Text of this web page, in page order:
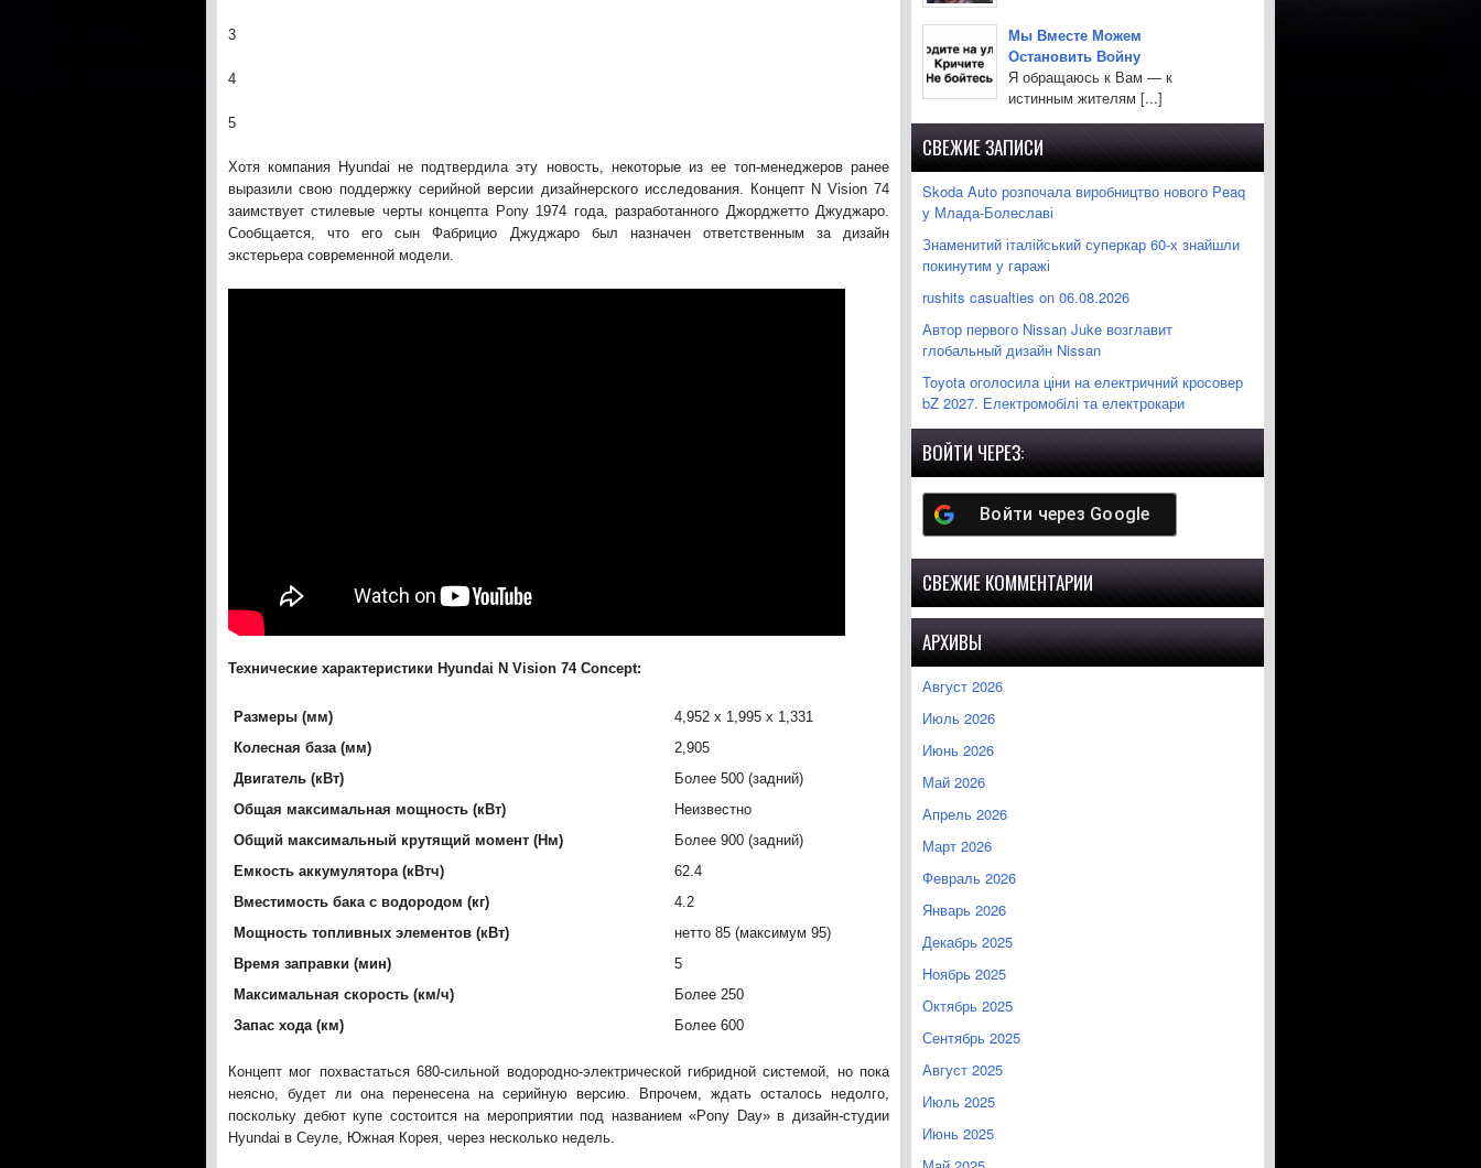
3
4
5
Хотя компания Hyundai не подтвердила эту новость, некоторые из ее топ-менеджеров ранее
выразили свою поддержку серийной версии дизайнерского исследования. Концепт N Vision 74
заимствует стилевые черты концепта Pony 1974 года, разработанного Джорджетто Джуджаро.
Сообщается, что его сын Фабрицио Джуджаро был назначен ответственным за дизайн
экстерьера современной модели.
Технические характеристики Hyundai N Vision 74 Concept:
Размеры (мм)
4,952 x 1,995 x 1,331
Колесная база (мм)
2,905
Двигатель (кВт)
Более 500 (задний)
Общая максимальная мощность (кВт)
Неизвестно
Общий максимальный крутящий момент (Нм)
Более 900 (задний)
Емкость аккумулятора (кВтч)
62.4
Вместимость бака с водородом (кг)
4.2
Мощность топливных элементов (кВт)
нетто 85 (максимум 95)
Время заправки (мин)
5
Максимальная скорость (км/ч)
Более 250
Запас хода (км)
Более 600
Концепт мог похвастаться 680-сильной водородно-электрической гибридной системой, но пока
неясно, будет ли она перенесена на серийную версию. Впрочем, ждать осталось недолго,
поскольку дебют купе состоится на мероприятии под названием «Pony Day» в дизайн-студии
Hyundai в Сеуле, Южная Корея, через несколько недель.
Мы Вместе Можем
Остановить Войну
Я обращаюсь к Вам — к
истинным жителям [...]
СВЕЖИЕ ЗАПИСИ
Skoda Auto розпочала виробництво нового Peaq
у Млада-Болеславі
Знаменитий італійський суперкар 60-х знайшли
покинутим у гаражі
rushits casualties on 06.08.2026
Автор первого Nissan Juke возглавит
глобальный дизайн Nissan
Toyota оголосила ціни на електричний кросовер
bZ 2027. Електромобілі та електрокари
ВОЙТИ ЧЕРЕЗ:
Войти через Google
СВЕЖИЕ КОММЕНТАРИИ
АРХИВЫ
Август 2026
Июль 2026
Июнь 2026
Май 2026
Апрель 2026
Март 2026
Февраль 2026
Январь 2026
Декабрь 2025
Ноябрь 2025
Октябрь 2025
Сентябрь 2025
Август 2025
Июль 2025
Июнь 2025